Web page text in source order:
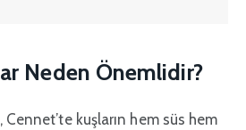
Neden Önemlidir?
kuşların hem süs hem